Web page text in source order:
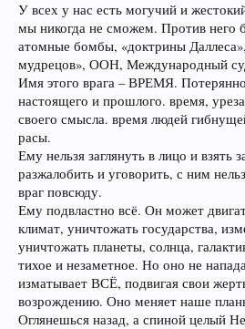
У всех у нас есть могучий и
мы никогда не сможем. Против него
атомные бомбы, «доктрины
мудрецов», ООН, Международный
Имя этого врага – ВРЕМЯ.
настоящего и прошлого. время,
своего смысла. время людей
расы.
Ему нельзя заглянуть в лицо и взять
разжалобить и уговорить, с ним
враг повсюду.
Ему подвластно всё. Он может
климат, уничтожать государства,
уничтожать планеты, солнца,
тихое и незаметное. Но оно не
изматывает ВСЁ, подвигая свои
возрождению. Оно меняет наше
Оглянешься назад, а спиной целый